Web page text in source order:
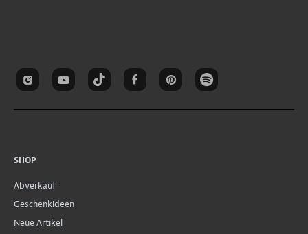
SHOP
Abverkauf
Geschenkideen
Neue Artikel